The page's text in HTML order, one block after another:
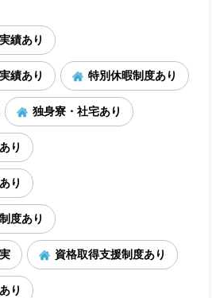
績あり
績あり 特別休暇制度あり
独身寮・社宅あり
り
り
度あり
資格取得支援制度あり
り